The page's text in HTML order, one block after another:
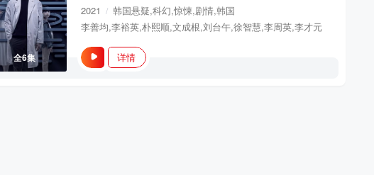
全6集
2021 / 韩国悬疑,科幻,惊悚,剧情,韩国
李善均,李裕英,朴熙顺,文成根,刘台午,徐智慧,李周英,李才元
详情